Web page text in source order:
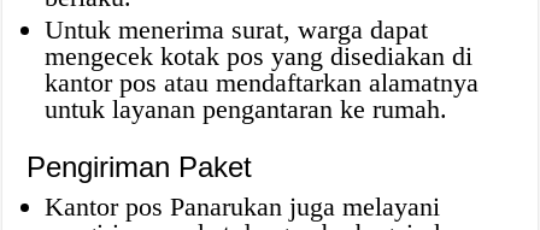
Untuk menerima surat, warga dapat
mengecek kotak pos yang disediakan di
kantor pos atau mendaftarkan alamatnya
untuk layanan pengantaran ke rumah.
Pengiriman Paket
Kantor pos Panarukan juga melayani